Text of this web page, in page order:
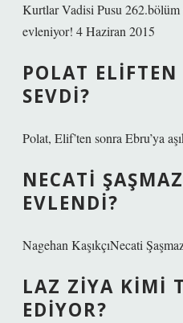
Kurtlar Vadisi Pusu 262.bölüm
evleniyor! 4 Haziran 2015
POLAT
SEVDI?
Polat, Elif’ten sonra Ebru’ya
NECATI
EVLENDI?
Nagehan KaşıkçıNecati
LAZ ZIYA KIMI
EDIYOR?